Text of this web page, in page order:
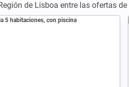
de Lisboa entre las ofertas de